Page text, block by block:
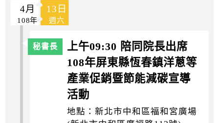
4月 13日
108年 週六
上午09:30 陪同院長出席
108年屏東縣恆春鎮洋蔥等
產業促銷暨節能減碳宣導
活動
地點：新北市中和區福和宮廣場